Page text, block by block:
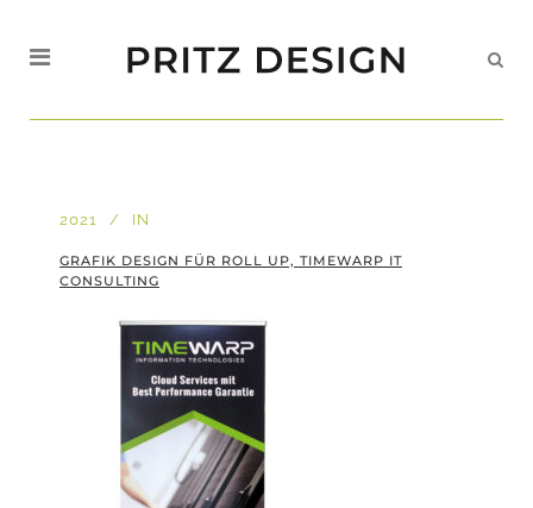
2021 IN
GRAFIK DESIGN FÜR ROLL UP, TIMEWARP IT
CONSULTING